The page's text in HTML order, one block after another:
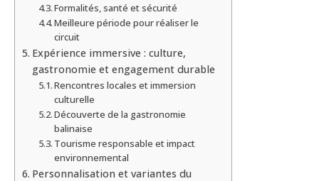
Formalités, santé et sécurité
Meilleure période pour réaliser le
circuit
Expérience immersive : culture,
gastronomie et engagement durable
Rencontres locales et immersion
culturelle
Découverte de la gastronomie
balinaise
Tourisme responsable et impact
environnemental
Personnalisation et variantes du